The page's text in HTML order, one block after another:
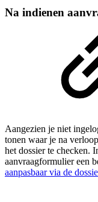
Na indienen
Aangezien je niet
tonen waar je na
het dossier te checken.
aanvraagformulier een
aanpasbaar via de